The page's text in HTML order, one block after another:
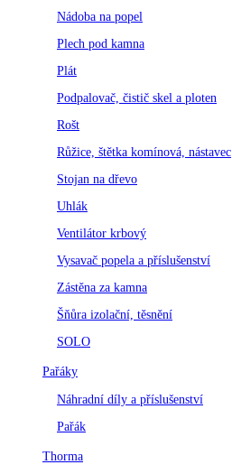
Nádoba na popel
Plech pod kamna
Plát
Podpalovač, čistič skel a ploten
Rošt
Růžice, štětka komínová, nástavec
Stojan na dřevo
Uhlák
Ventilátor krbový
Vysavač popela a příslušenství
Zástěna za kamna
Šňůra izolační, těsnění
SOLO
Pařáky
Náhradní díly a příslušenství
Pařák
Thorma